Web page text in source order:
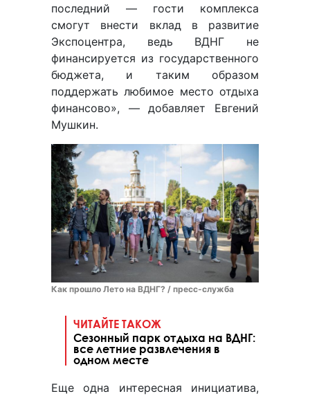
последний — гости комплекса
смогут внести вклад в развитие
Экспоцентра, ведь ВДНГ не
финансируется из государственного
бюджета, и таким образом
поддержать любимое место отдыха
финансово», — добавляет Евгений
Мушкин.
Как прошло Лето на ВДНГ? / пресс-служба
ЧИТАЙТЕ ТАКОЖ
Сезонный парк отдыха на ВДНГ:
все летние развлечения в
одном месте
Еще одна интересная инициатива,